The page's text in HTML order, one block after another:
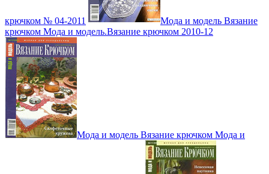
крючком № 04-2011
Мода и модель Вязание
крючком Мода и модель.Вязание крючком 2010-12
Мода и модель Вязание крючком Мода и